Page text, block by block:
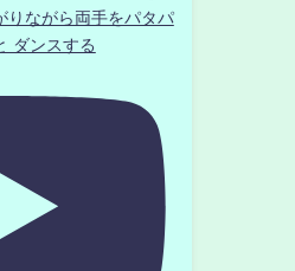
ながら両手をパタパ
ダンスする